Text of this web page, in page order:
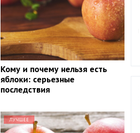
Кому и почему нельзя есть
яблоки: серьезные
последствия
ЛУЧШЕЕ